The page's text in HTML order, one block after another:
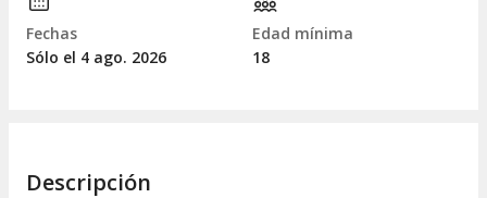
Fechas
Sólo el 4 ago. 2026
Edad mínima
18
Descripción